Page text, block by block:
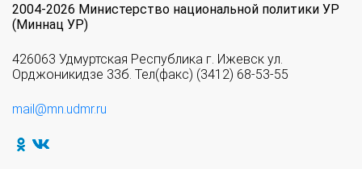
2004-2026 Министерство национальной политики УР
(Миннац УР)
426063 Удмуртская Республика г. Ижевск ул.
Орджоникидзе 33б. Тел(факс) (3412) 68-53-55
mail@mn.udmr.ru